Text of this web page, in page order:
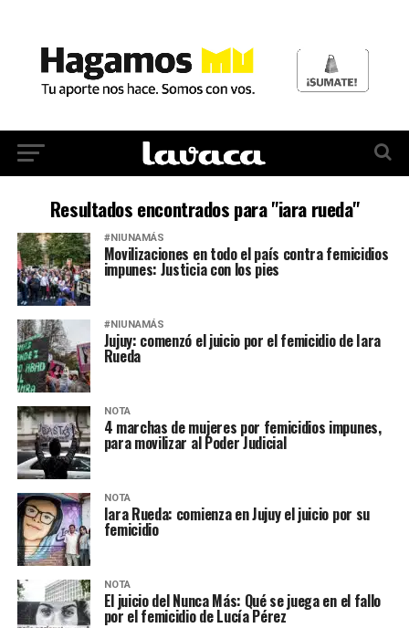
Resultados encontrados para "iara rueda"
#NIUNAMÁS
Movilizaciones en todo el país contra femicidios
impunes: Justicia con los pies
#NIUNAMÁS
Jujuy: comenzó el juicio por el femicidio de Iara
Rueda
NOTA
4 marchas de mujeres por femicidios impunes,
para movilizar al Poder Judicial
NOTA
Iara Rueda: comienza en Jujuy el juicio por su
femicidio
NOTA
El juicio del Nunca Más: Qué se juega en el fallo
por el femicidio de Lucía Pérez